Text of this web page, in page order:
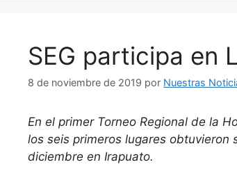
SEG participa en
8 de noviembre de 2019 por Nuestras
En el primer Torneo Regional de la
los seis primeros lugares obtuvieron
diciembre en Irapuato.